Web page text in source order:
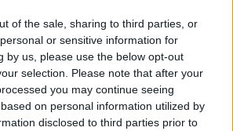
of the sale, sharing to third parties, or
or sensitive information for
by us, please use the below opt-out
selection. Please note that after your
you may continue seeing
on personal information utilized by
disclosed to third parties prior to
της Νάξου, σηκώθηκε ένα
Χαλ στο ντεμπούτο του Τζολάκη, 2-